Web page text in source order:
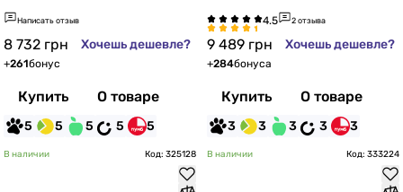
сиденьем soft-close
Написать отзыв
8 732 грн Хочешь дешевле?
+261бонус
Купить О товаре
5 5 5 5 5
0-387/CCKZ1013723485)
2 отзыва
9 489 грн Хочешь дешевле?
+284бонуса
Купить О товаре
3 3 3 3 3
В наличии Код: 325128 В наличии Код: 333224